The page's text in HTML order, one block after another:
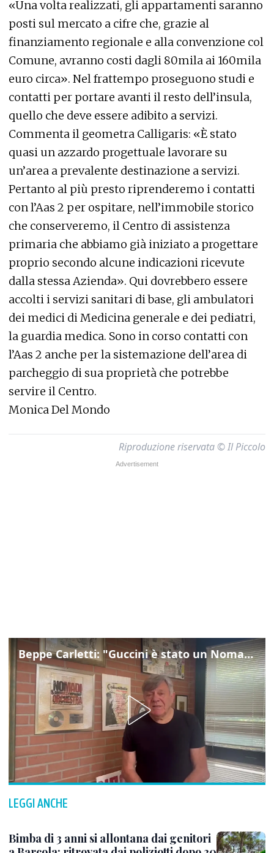
«Una volta realizzati, gli appartamenti saranno
posti sul mercato a cifre che, grazie al
finanziamento regionale e alla convenzione col
Comune, avranno costi dagli 80mila ai 160mila
euro circa». Nel frattempo proseguono studi e
contatti per portare avanti il resto dell’insula,
quello che deve essere adibito a servizi.
Commenta il geometra Calligaris: «È stato
quasi un azzardo progettuale lavorare su
un’area a prevalente destinazione a servizi.
Pertanto al più presto riprenderemo i contatti
con l’Aas 2 per ospitare, nell’immobile storico
che conserveremo, il Centro di assistenza
primaria che abbiamo già iniziato a progettare
proprio secondo alcune indicazioni ricevute
dalla stessa Azienda». Qui dovrebbero essere
accolti i servizi sanitari di base, gli ambulatori
dei medici di Medicina generale e dei pediatri,
la guardia medica. Sono in corso contatti con
l’Aas 2 anche per la sistemazione dell’area di
parcheggio di sua proprietà che potrebbe
servire il Centro.
Monica Del Mondo
Riproduzione riservata © Il Piccolo
Beppe Carletti: "Guccini è stato un Nomade"
LEGGI ANCHE
Bimba di 3 anni si allontana dai genitori